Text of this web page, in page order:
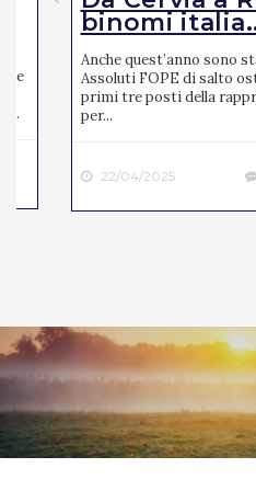
...
binomi
Anche quest’anno sono
Assoluti FOPE di salto
primi tre posti della
per...
22/04/2025